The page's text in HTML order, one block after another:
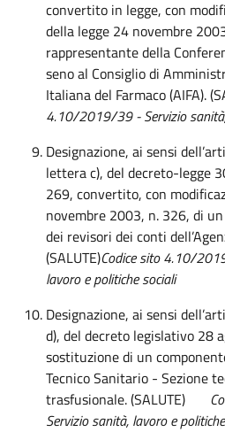
convertito in legge, con
della legge 24 novembre
rappresentante della
seno al Consiglio di
Italiana del Farmaco (AIFA).
4.10/2019/39 -Servizio
Designazione, ai sensi
lettera c), del decreto-legge
269, convertito, con
novembre 2003, n. 326, di
dei revisori dei conti
(SALUTE)Codice sito 4.10/
lavoro e politiche sociali
Designazione, ai sensi
d), del decreto legislativo 28
sostituzione di un
Tecnico Sanitario - Sezione
trasfusionale. (SALUTE)
Servizio sanità, lavoro e